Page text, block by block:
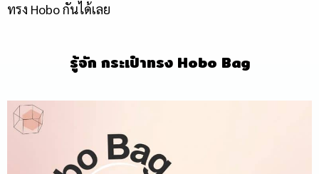
ทรง Hoboกันได้เลย
รู้จัก กระเป๋าทรง Hobo Bag